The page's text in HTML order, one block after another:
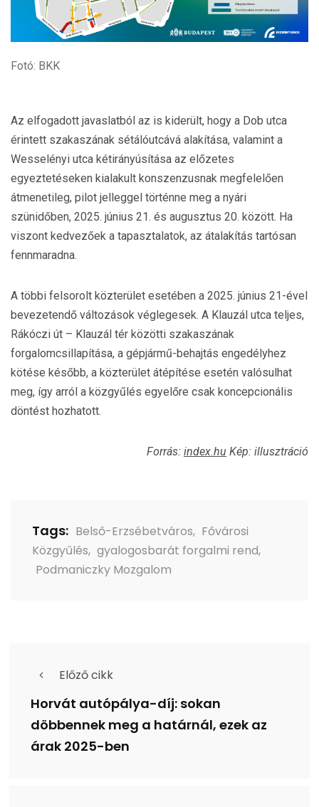
Fotó: BKK
Az elfogadott javaslatból az is kiderült, hogy a Dob utca
érintett szakaszának sétálóutcává alakítása, valamint a
Wesselényi utca kétirányúsítása az előzetes
egyeztetéseken kialakult konszenzusnak megfelelően
átmenetileg, pilot jelleggel történne meg a nyári
szünidőben, 2025. június 21. és augusztus 20. között. Ha
viszont kedvezőek a tapasztalatok, az átalakítás tartósan
fennmaradna.
A többi felsorolt közterület esetében a 2025. június 21-ével
bevezetendő változások véglegesek. A Klauzál utca teljes,
Rákóczi út – Klauzál tér közötti szakaszának
forgalomcsillapítása, a gépjármű-behajtás engedélyhez
kötése később, a közterület átépítése esetén valósulhat
meg, így arról a közgyűlés egyelőre csak koncepcionális
döntést hozhatott.
Forrás: index.hu Kép: illusztráció
Tags: Belső-Erzsébetváros, Fővárosi
Közgyűlés, gyalogosbarát forgalmi rend,
Podmaniczky Mozgalom
Előző cikk
Horvát autópálya-díj: sokan
döbbennek meg a határnál, ezek az
árak 2025-ben